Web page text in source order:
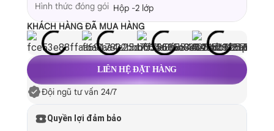
Hình thức đóng gói Hộp -2 lớp
KHÁCH HÀNG ĐÃ MUA HÀNG
LIÊN HỆ ĐẶT HÀNG
Đội ngũ tư vấn 24/7
Quyền lợi đảm bảo